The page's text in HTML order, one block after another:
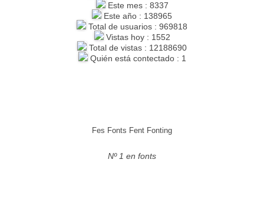
Este mes : 8337
Este año : 138965
Total de usuarios : 969818
Vistas hoy : 1552
Total de vistas : 12188690
Quién está contectado : 1
Fes Fonts Fent Fonting
Nº 1 en fonts